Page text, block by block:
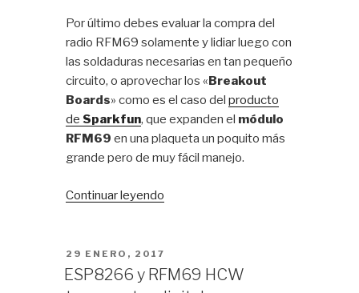
Por último debes evaluar la compra del
radio RFM69 solamente y lidiar luego con
las soldaduras necesarias en tan pequeño
circuito, o aprovechar los « Breakout
Boards» como es el caso delproducto
de Sparkfun, que expanden el módulo
RFM69 en una plaqueta un poquito más
grande pero de muy fácil manejo.
Continuar leyendo
HCW
PUBLICADO
EL
29 ENERO, 2017
ESP8266 y RFM69 HCW